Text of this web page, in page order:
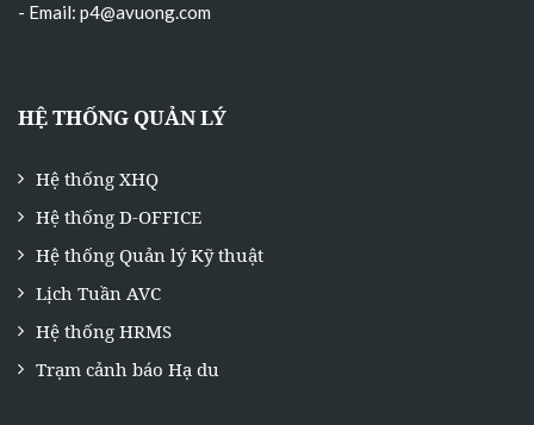
- Email: p4@avuong.com
HỆ THỐNG QUẢN LÝ
Hệ thống XHQ
Hệ thống D-OFFICE
Hệ thống Quản lý Kỹ thuật
Lịch Tuần AVC
Hệ thống HRMS
Trạm cảnh báo Hạ du